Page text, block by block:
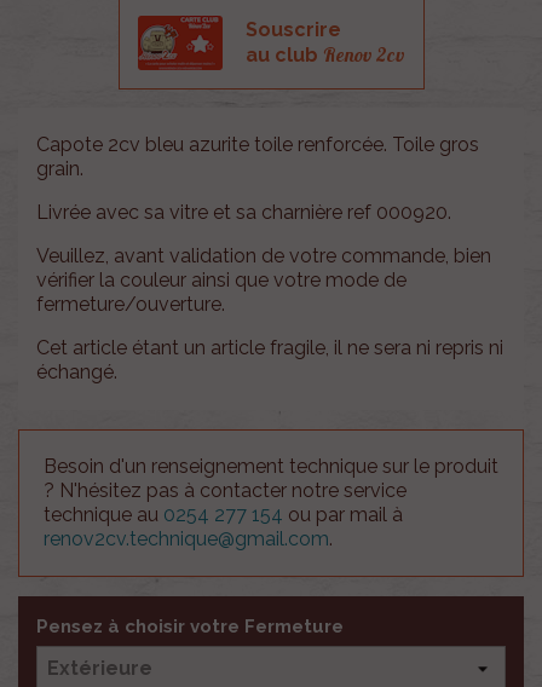
Souscrire
au club Renov 2cv
Capote 2cv bleu azurite toile renforcée. Toile gros
grain.
Livrée avec sa vitre et sa charnière ref 000920.
Veuillez, avant validation de votre commande, bien
vérifier la couleur ainsi que votre mode de
fermeture/ouverture.
Cet article étant un article fragile, il ne sera ni repris ni
échangé.
Besoin d'un renseignement technique sur le produit
? N'hésitez pas à contacter notre service
technique au 0254 277 154 ou par mail à
renov2cv.technique@gmail.com.
Pensez à choisir votre Fermeture